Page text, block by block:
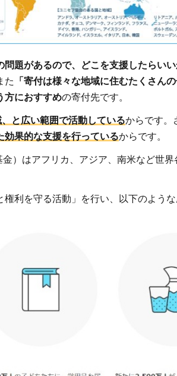
問題があるので、どこを支援したらいい
た
「寄付は様々な地域に住むたくさん
方におすすめの寄付先です。
と広い範囲で活動しているからです。
効果的な支援を行っているからです。
）はアフリカ、アジア、南米など世
利を守る活動」を行い、以下のよう